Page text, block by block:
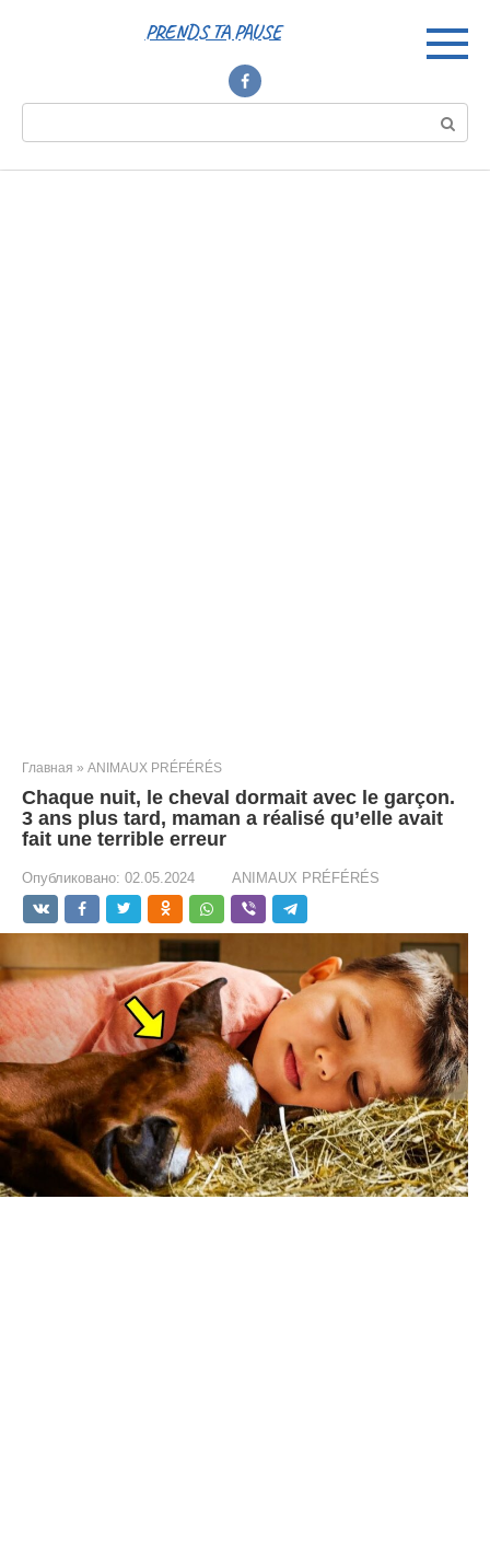
PRENDS TA PAUSE
Главная » ANIMAUX PRÉFÉRÉS
Chaque nuit, le cheval dormait avec le garçon.
3 ans plus tard, maman a réalisé qu’elle avait
fait une terrible erreur
Опубликовано: 02.05.2024 ANIMAUX PRÉFÉRÉS